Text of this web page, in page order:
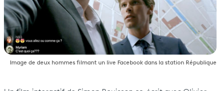
Image de deux hommes filmant un live Facebook dans la station République